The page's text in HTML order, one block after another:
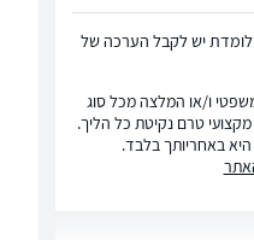
יש לקבל הערכה של
משפטי ו/או המלצה מכל סוג
מקצועי טרם נקיטת כל הליך.
באחריותך בלבד.